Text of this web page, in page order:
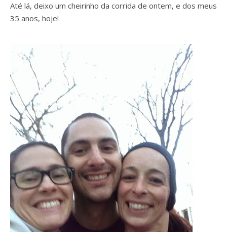
Até lá, deixo um cheirinho da corrida de ontem, e dos meus
35 anos, hoje!